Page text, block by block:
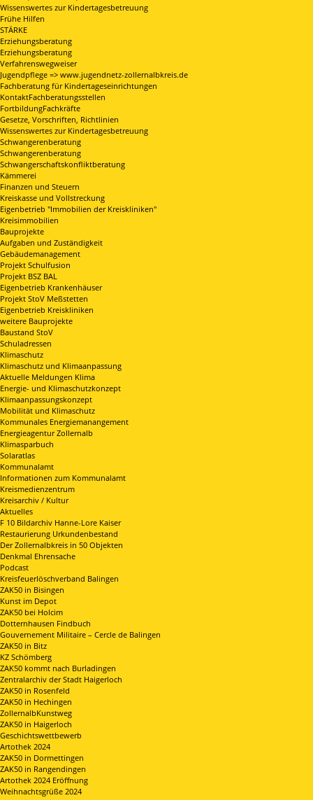
Wissenswertes zur Kindertagesbetreuung
Frühe Hilfen
STÄRKE
Erziehungsberatung
Erziehungsberatung
Verfahrenswegweiser
Jugendpflege => www.jugendnetz-zollernalbkreis.de
Fachberatung für Kindertageseinrichtungen
KontaktFachberatungsstellen
FortbildungFachkräfte
Gesetze, Vorschriften, Richtlinien
Wissenswertes zur Kindertagesbetreuung
Schwangerenberatung
Schwangerenberatung
Schwangerschaftskonfliktberatung
Kämmerei
Finanzen und Steuern
Kreiskasse und Vollstreckung
Eigenbetrieb "Immobilien der Kreiskliniken"
Kreisimmobilien
Bauprojekte
Aufgaben und Zuständigkeit
Gebäudemanagement
Projekt Schulfusion
Projekt BSZ BAL
Eigenbetrieb Krankenhäuser
Projekt StoV Meßstetten
Eigenbetrieb Kreiskliniken
weitere Bauprojekte
Baustand StoV
Schuladressen
Klimaschutz
Klimaschutz und Klimaanpassung
Aktuelle Meldungen Klima
Energie- und Klimaschutzkonzept
Klimaanpassungskonzept
Mobilität und Klimaschutz
Kommunales Energiemanangement
Energieagentur Zollernalb
Klimasparbuch
Solaratlas
Kommunalamt
Informationen zum Kommunalamt
Kreismedienzentrum
Kreisarchiv / Kultur
Aktuelles
F 10 Bildarchiv Hanne-Lore Kaiser
Restaurierung Urkundenbestand
Der Zollernalbkreis in 50 Objekten
Denkmal Ehrensache
Podcast
Kreisfeuerlöschverband Balingen
ZAK50 in Bisingen
Kunst im Depot
ZAK50 bei Holcim
Dotternhausen Findbuch
Gouvernement Militaire – Cercle de Balingen
ZAK50 in Bitz
KZ Schömberg
ZAK50 kommt nach Burladingen
Zentralarchiv der Stadt Haigerloch
ZAK50 in Rosenfeld
ZAK50 in Hechingen
ZollernalbKunstweg
ZAK50 in Haigerloch
Geschichtswettbewerb
Artothek 2024
ZAK50 in Dormettingen
ZAK50 in Rangendingen
Artothek 2024 Eröffnung
Weihnachtsgrüße 2024